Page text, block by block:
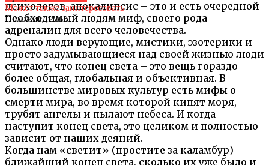
психологов, апокалипсис – это и есть очередной
необходимый людям миф, своего рода
адреналин для всего человечества.
Однако люди верующие, мистики, эзотерики и
просто задумывающиеся над своей жизнью люди
считают, что конец света – это вещь гораздо
более общая, глобальная и объективная. В
большинстве мировых культур есть мифы о
смерти мира, во время которой кипят моря,
трубят ангелы и пылают небеса. И когда
наступит конец света, это целиком и полностью
зависит от наших деяний.
Когда нам «светит» (простите за каламбур)
ближайший конец света, сколько их уже было и
Может также заинтересовать
Похожие темы: